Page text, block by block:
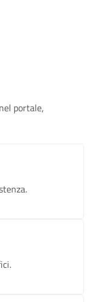
portale,